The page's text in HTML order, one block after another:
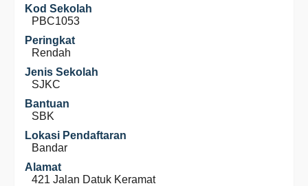
Kod Sekolah
PBC1053
Peringkat
Rendah
Jenis Sekolah
SJKC
Bantuan
SBK
Lokasi Pendaftaran
Bandar
Alamat
421 Jalan Datuk Keramat